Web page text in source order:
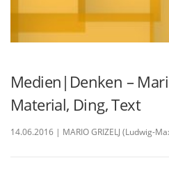
Medien|Denken –
Material, Ding, Text
14.06.2016 | MARIO GRIZELJ (Ludwig-